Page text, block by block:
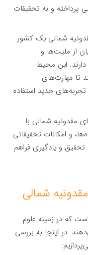
پرداخته و به تحقیقات
شمالی یک کشور
از ملیت‌ها و
این محیط
تا مهارت‌های
جدید استفاده
مقدونیه شمالی با
و امکانات تحقیقاتی
و یادگیری فراهم
شمالی
که در زمینه علوم
در اینجا به بررسی